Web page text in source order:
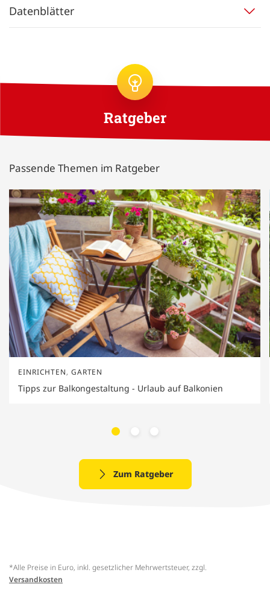
Datenblätter
Ratgeber
Passende Themen im Ratgeber
Tipps zur Balkongestaltung - Urlaub auf Balkonien
EINRICHTEN, GARTEN
Zum Ratgeber
*Alle Preise in Euro, inkl. gesetzlicher Mehrwertsteuer, zzgl.
Versandkosten